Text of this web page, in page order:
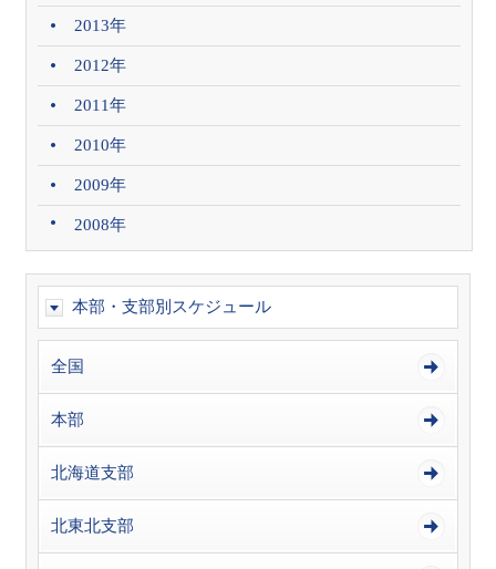
2013年
2012年
2011年
2010年
2009年
2008年
本部・支部別スケジュール
全国
本部
北海道支部
北東北支部